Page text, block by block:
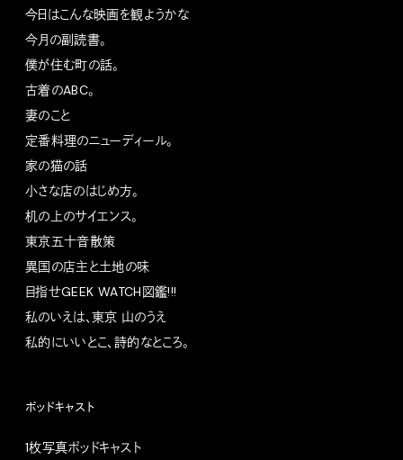
今日はこんな映画を観ようかな
今月の副読書。
僕が住む町の話。
古着のABC。
妻のこと
定番料理のニューディール。
家の猫の話
小さな店のはじめ方。
机の上のサイエンス。
東京五十音散策
異国の店主と土地の味
目指せGEEK WATCH図鑑!!!
私のいえは、東京 山のうえ
私的にいいとこ、詩的なところ。
ポッドキャスト
1枚写真ポッドキャスト